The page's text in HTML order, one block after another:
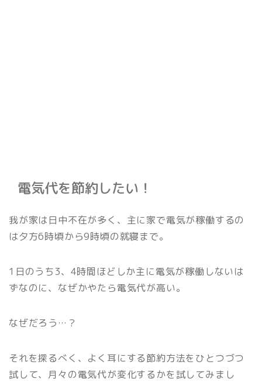
電気代を節約したい！
我が家は日中不在が多く、主に家で電気が稼働するの
は夕方6時頃から9時頃の就寝まで。
1日のうち3、4時間ほどしか主に電気が稼働しないは
ずなのに、なぜかやたら電気代が高い。
なぜだろう…？
それを探るべく、よく耳にする節約方法をひとつづつ
試して、月々の電気代が変化するかを試してみまし